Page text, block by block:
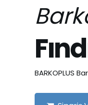
BARKOPLUS